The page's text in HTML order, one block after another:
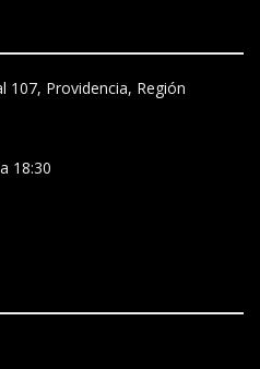
107, Providencia, Región
18:30